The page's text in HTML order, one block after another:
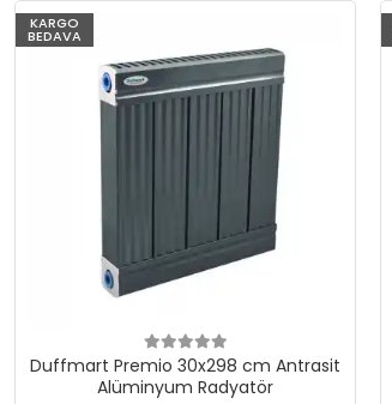
KARGO
BEDAVA
Duffmart Premio 30x298 cm Antrasit
Alüminyum Radyatör